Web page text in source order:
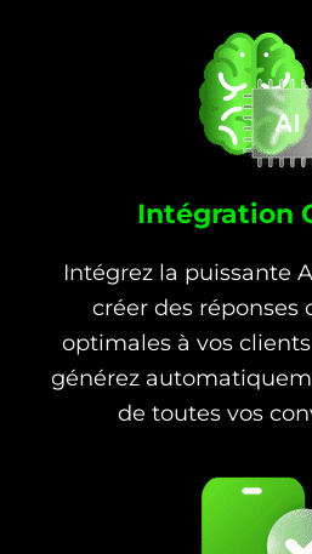
Intégration
Intégrez la puissante
créer des réponses
optimales à vos
générez
de toutes vos